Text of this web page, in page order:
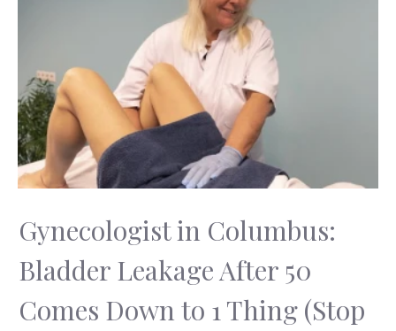
Gynecologist in Columbus:
Bladder Leakage After 50
Comes Down to 1 Thing (Stop